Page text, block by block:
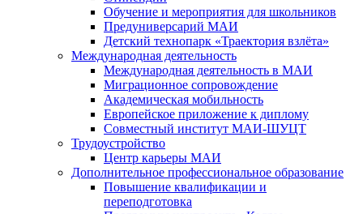
Обучение и мероприятия для школьников
Предуниверсарий МАИ
Детский технопарк «Траектория взлёта»
Международная деятельность
Международная деятельность в МАИ
Миграционное сопровождение
Академическая мобильность
Европейское приложение к диплому
Совместный институт МАИ-ШУЦТ
Трудоустройство
Центр карьеры МАИ
Дополнительное профессиональное образование
Повышение квалификации и
переподготовка